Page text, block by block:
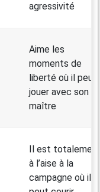
agressivité
Aime les
moments de
liberté où il peut
jouer avec son
maître
Il est
à l’aise à la
campagne où il